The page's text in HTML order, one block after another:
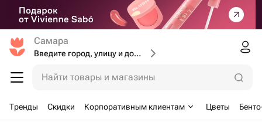
Самара
Введите город, улицу и дом доставки
Найти товары и магазины
Тренды Скидки Корпоративным клиентам Цветы